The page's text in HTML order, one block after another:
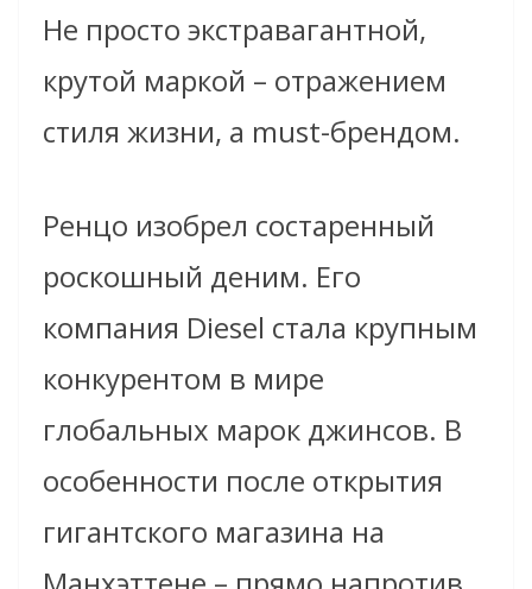
Не просто экстравагантной,
крутой маркой – отражением
стиля жизни, a must-брендом.
Ренцо изобрел состаренный
роскошный деним. Его
компания Diesel стала крупным
конкурентом в мире
глобальных марок джинсов. В
особенности после открытия
гигантского магазина на